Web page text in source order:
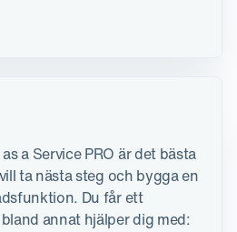
a Service PRO är det bästa
ta nästa steg och bygga en
Du får ett
annat hjälper dig med: